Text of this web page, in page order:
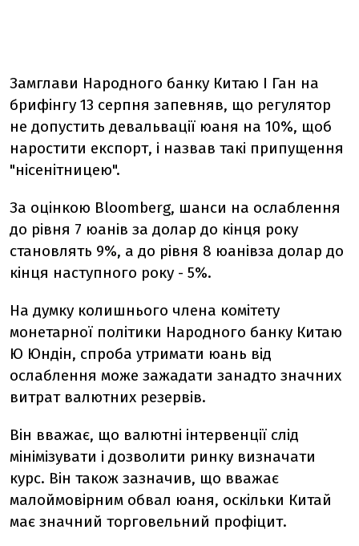
Замглави Народного банку Китаю І Ган на
брифінгу 13 серпня запевняв, що регулятор
не допустить девальвації юаня на 10%, щоб
наростити експорт, і назвав такі припущення
"нісенітницею".
За оцінкою Bloomberg, шанси на ослаблення
до рівня 7 юанів за долар до кінця року
становлять 9%, а до рівня 8 юанівза долар до
кінця наступного року - 5%.
На думку колишнього члена комітету
монетарної політики Народного банку Китаю
Ю Юндін, спроба утримати юань від
ослаблення може зажадати занадто значних
витрат валютних резервів.
Він вважає, що валютні інтервенції слід
мінімізувати і дозволити ринку визначати
курс. Він також зазначив, що вважає
малоймовірним обвал юаня, оскільки Китай
має значний торговельний профіцит.